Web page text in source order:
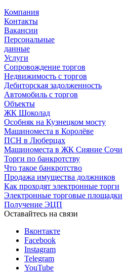
Компания
Контакты
Вакансии
Персональные
данные
Услуги
Сопровождение торгов
Недвижимость с торгов
Дебиторская задолженность
Автомобиль с торгов
Объекты
ЖК Шоколад
Особняк на Кузнецком мосту
Машиноместа в Королёве
ПСН в Люберцах
Машиноместа в ЖК Сияние Сочи
Торги по банкротству
Что такое банкротство
Продажа имущества должников
Как проходят электронные торги
Электронные торговые площадки
Получение ЭЦП
Оставайтесь на связи
Вконтакте
Facebook
Instagram
Telegram
YouTube